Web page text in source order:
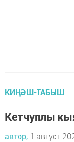
КИҢӘШ-ТАБЫШ
Кетчуплы
автор, 1 август